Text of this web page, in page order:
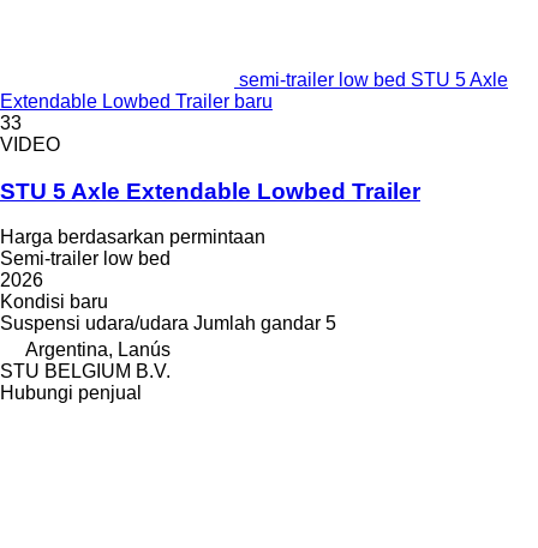
semi-trailer low bed STU 5 Axle
Extendable Lowbed Trailer baru
33
VIDEO
STU 5 Axle Extendable Lowbed Trailer
Harga berdasarkan permintaan
Semi-trailer low bed
2026
Kondisi baru
Suspensi udara/udara Jumlah gandar 5
Argentina, Lanús
STU BELGIUM B.V.
Hubungi penjual